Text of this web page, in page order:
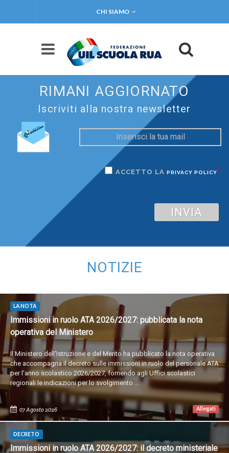
CHI SIAMO
RIMANI AGGIORNATO
Iscriviti alla nostra newsletter
ACCETTO LA PRIVACY POLICY*
INVIA
NOTIZIE
LA NOTA
Immissioni in ruolo ATA 2026/2027: pubblicata la nota
operativa del Ministero
Il Ministero dell'Istruzione e del Merito ha pubblicato la nota operativa
che accompagna il decreto sulle immissioni in ruolo del personale ATA
per l'anno scolastico 2026/2027, fornendo agli Uffici scolastici
regionali le indicazioni per lo svolgimento ...
07 Agosto 2026 Allegati
DECRETO
Immissioni in ruolo ATA 2026/2027: il decreto ministeriale